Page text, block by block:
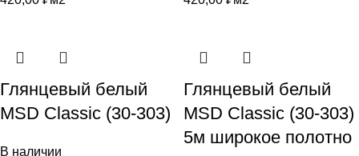
Глянцевый белый
MSD Classic (30-303)
В наличии
Глянцевый белый
MSD Classic (30-303)
5м широкое полотно